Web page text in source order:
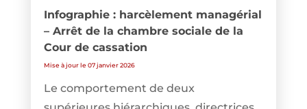
Infographie : harcèlement managérial
– Arrêt de la chambre sociale de la
Cour de cassation
Mise à jour le 07 janvier 2026
Le comportement de deux